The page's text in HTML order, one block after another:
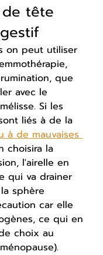
de tête
on peut utiliser
que
avec le
Si les
liés à de la
à de mauvaises
choisira la
l'airelle en
qui va drainer
sphère
car elle
ce qui en
choix au